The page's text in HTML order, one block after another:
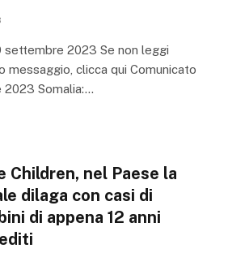
settembre 2023 Se non leggi
clicca qui Comunicato
2023 Somalia:…
Children, nel Paese la
dilaga con casi di
di appena 12 anni